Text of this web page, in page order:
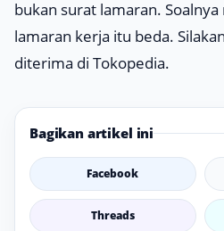
bukan surat lamaran. Soalnya
lamaran kerja itu beda.
diterima di Tokopedia.
Bagikan artikel ini
Facebook
Threads